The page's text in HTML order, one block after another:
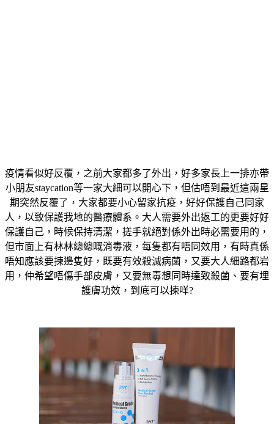
疫情看似好反覆，之前大家都多了外出，好多家長上一排亦帶
小朋友staycation等一家大細可以開心下，但估唔到最近這兩星
期突然反覆了，大家都要小心留家抗疫，好好保護自己同家
人，以致保護我地的醫療體系。大人需要外出返工的更要好好
保護自己，時候保持清潔，搓手就絕對係外出時必需要用的，
但市面上有林林總總嘅消毒液，每隻都有唔同效用，有時真係
唔知應該要揀邊隻好，既要有效殺滅病菌，又要大人細路都岩
用，仲希望唔傷手部皮膚，又要無毒想同時達致殺菌、要有埋
護膚功效，到底可以揀咩?